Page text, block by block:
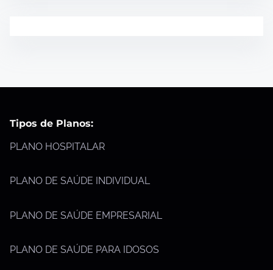
Tipos de Planos:
PLANO HOSPITALAR
PLANO DE SAÚDE INDIVIDUAL
PLANO DE SAÚDE EMPRESARIAL
PLANO DE SAÚDE PARA IDOSOS